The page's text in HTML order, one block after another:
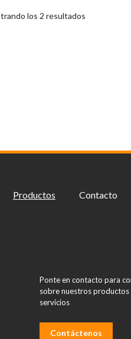
los 2 resultados
Productos Contacto
Ponte en contacto para
sobre nuestros productos
servicios
Contáctenos